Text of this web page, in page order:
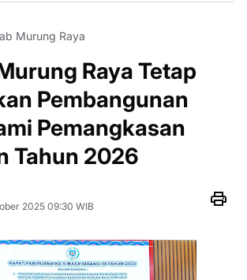
Murung Raya
Raya Tetap
Pembangunan
Pemangkasan
Tahun 2026
2025 09:30 WIB